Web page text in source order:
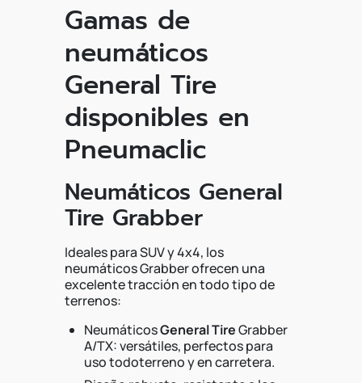
Gamas de
neumáticos
General Tire
disponibles en
Pneumaclic
Neumáticos General
Tire Grabber
Ideales para SUV y 4x4, los
neumáticos Grabber ofrecen una
excelente tracción en todo tipo de
terrenos:
NeumáticosGeneral TireGrabber
A/TX: versátiles, perfectos para
uso todoterreno y en carretera.